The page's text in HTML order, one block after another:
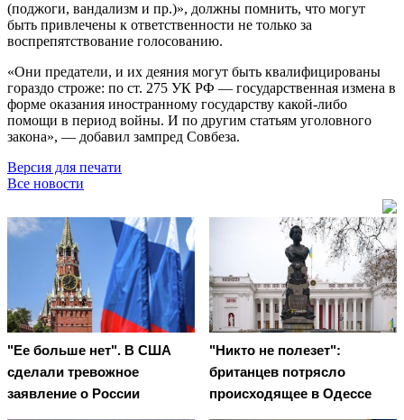
(поджоги, вандализм и пр.)», должны помнить, что могут
быть привлечены к ответственности не только за
воспрепятствование голосованию.
«Они предатели, и их деяния могут быть квалифицированы
гораздо строже: по ст. 275 УК РФ — государственная измена в
форме оказания иностранному государству какой-либо
помощи в период войны. И по другим статьям уголовного
закона», — добавил зампред Совбеза.
Версия для печати
Все новости
"Ее больше нет". В США
сделали тревожное
заявление о России
"Никто не полезет":
британцев потрясло
происходящее в Одессе